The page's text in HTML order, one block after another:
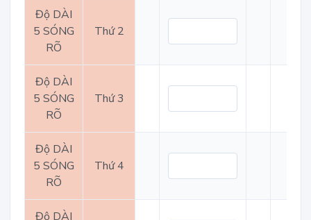
Độ DÀI
5 SÓNG
RÕ
Thứ 2
Độ DÀI
5 SÓNG
RÕ
Thứ 3
Độ DÀI
5 SÓNG
RÕ
Thứ 4
Độ DÀI